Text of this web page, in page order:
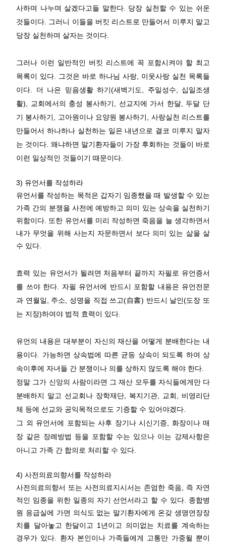
사하며 나누며 살겠다고들 말한다. 당장 실천할 수 있는 쉬운
것들이다. 그러니 이들을 버킷 리스트로 만들어서 미루지 말고
당장 실천하며 살자는 것이다.
그러나 이런 일반적인 버킷 리스트에 꼭 포함시켜야 할 최고
목록이 있다. 그것은 바로 하나님 사랑, 이웃사랑 실천 목록들
이다. 더 나은 믿음생활 하기(새벽기도, 주일성수, 십일조생
활), 교회에서의 충성 봉사하기, 선교지에 가서 한달, 두달 단
기 봉사하기, 고아원이나 요양원 봉사하기, 사랑실천 리스트를
만들어서 하나하나 실천하는 일은 내년으로 결코 미루지 말자
는 것이다. 왜냐하면 말기환자들이 가장 후회하는 것들이 바로
이런 일상적인 것들이기 때문이다.
3) 유언서를 작성하라
유언서를 작성하는 목적은 갑자기 임종했을 때 발생할 수 있는
가족 간의 분쟁을 사전에 예방하고 의미 있는 상속을 실천하기
위함이다. 또한 유언서를 미리 작성하면 죽음을 늘 생각하면서
내가 무엇을 위해 사는지 자문하면서 보다 의미 있는 삶을 살
수 있다.
효력 있는 유언서가 될려면 처음부터 끝까지 자필로 유언증서
를 쓰야 한다. 자필 유언서에 반드시 포함할 내용은 유언전문
과 연월일, 주소, 성명을 직접 쓰고(自書) 반드시 날인(도장 또
는 지장)하여야 법적 효력이 있다.
유언의 내용은 대부분이 자신의 재산을 어떻게 분배한다는 내
용이다. 가능하면 상속법에 따른 균등 상속이 되도록 하여 상
속이후에 자녀들 간 분쟁이나 의를 상하지 않도록 해야 한다.
정말 그가 신앙의 사람이라면 그 재산 모두를 자식들에게만 다
분배하지 말고 선교회나 장학재단, 복지기관, 교회, 비영리단
체 등에 선교와 공익목적으로도 기증할 수 있어야겠다.
그 외 유언서에 포함되는 사후 장기나 시신기증, 화장이나 매
장 같은 장례방법 등을 포함할 수는 있으나 이는 강제사항은
아니고 가족 간 합의로 처리할 수 있다.
4) 사전의료의향서를 작성하라
사전의료의향서 또는 사전의료지시서는 존엄한 죽음, 즉 자연
적인 임종을 위한 일종의 자기 선언서라고 할 수 있다. 종합병
원 응급실에 가면 의식도 없는 말기환자에게 온갖 생명연장장
치를 달아놓고 한달이고 1년이고 의미없는 치료를 계속하는
경우가 있다. 환자 본인이나 가족들에게 고통만 가중될 뿐이